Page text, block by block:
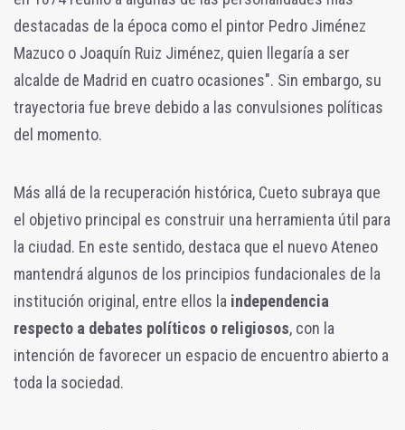
destacadas de la época como el pintor Pedro Jiménez
Mazuco o Joaquín Ruiz Jiménez, quien llegaría a ser
alcalde de Madrid en cuatro ocasiones". Sin embargo, su
trayectoria fue breve debido a las convulsiones políticas
del momento.
Más allá de la recuperación histórica, Cueto subraya que
el objetivo principal es construir una herramienta útil para
la ciudad. En este sentido, destaca que el nuevo Ateneo
mantendrá algunos de los principios fundacionales de la
institución original, entre ellos la independencia
respecto a debates políticos o religiosos, con la
intención de favorecer un espacio de encuentro abierto a
toda la sociedad.